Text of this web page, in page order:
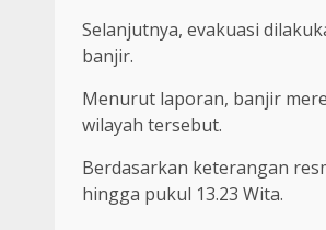
Selanjutnya, evakuasi
banjir.
Menurut laporan, banjir
wilayah tersebut.
Berdasarkan keterangan
hingga pukul 13.23 Wita.